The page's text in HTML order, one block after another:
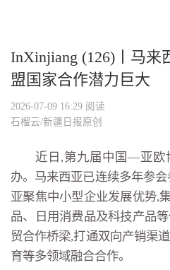
InXinjiang (126)丨马来
盟国家合作潜力巨大
2026-07-09 16:29 阅读
石榴云/新疆日报原创
近日,第九届中国—亚欧
办。 马来西亚已连续多年参
亚聚焦中小型企业发展优势,
品、日用消费品及科技产品
贸合作桥梁,打通双向产销渠
育等多领域融合合作。